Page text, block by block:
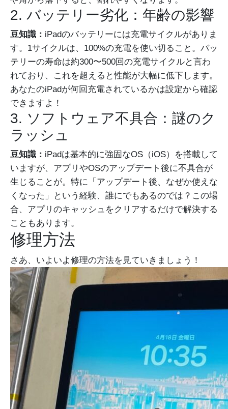
2. バッテリー劣化：年齢の影響
豆知識： iPadのバッテリーには充電サイクルがありま
す。1サイクルは、100%の充電を使い切ること。バッ
テリーの寿命は約300〜500回の充電サイクルと言わ
れており、これを超えると性能が大幅に低下します。
あなたのiPadが何回充電されているかは設定から確認
できますよ！
3. ソフトウェア不具合：謎のク
ラッシュ
豆知識： iPadは基本的に強固なOS（iOS）を搭載して
いますが、アプリやOSのアップデート後に不具合が
生じることが。特に「アップデート後、なぜか使えな
くなった」という経験、誰にでもあるのでは？この場
合、アプリのキャッシュをクリアするだけで解決する
こともあります。
修理方法
さあ、いよいよ修理の方法を見ていきましょう！